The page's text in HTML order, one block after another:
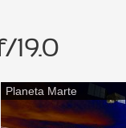
f/19.0
Planeta Marte